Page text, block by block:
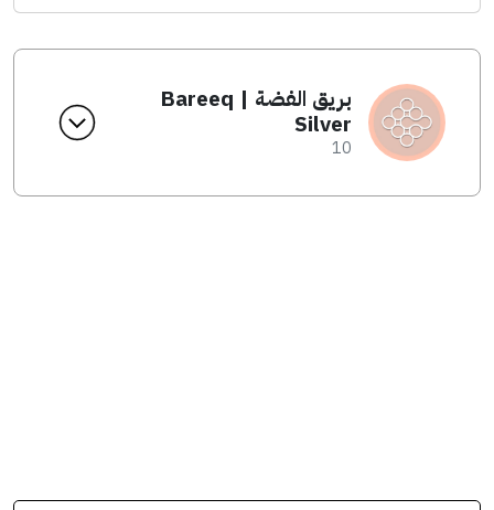
بريق الفضة | Bareeq
Silver
10